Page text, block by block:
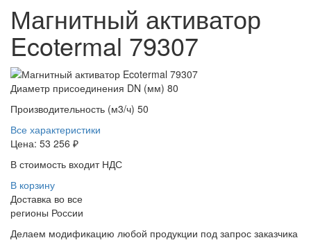
Магнитный активатор
Ecotermal 79307
Диаметр присоединения DN (мм) 80
Производительность (м3/ч) 50
Все характеристики
Цена: 53 256 ₽
В стоимость входит НДС
В корзину
Доставка во все
регионы России
Делаем модификацию любой продукции под запрос заказчика